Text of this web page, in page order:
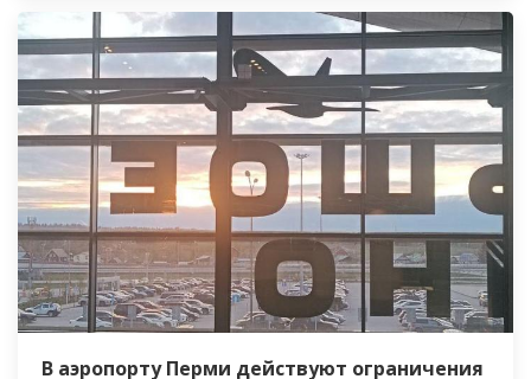
В аэропорту Перми действуют ограничения